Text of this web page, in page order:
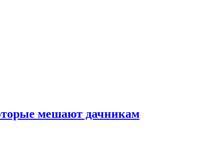
мешают дачникам